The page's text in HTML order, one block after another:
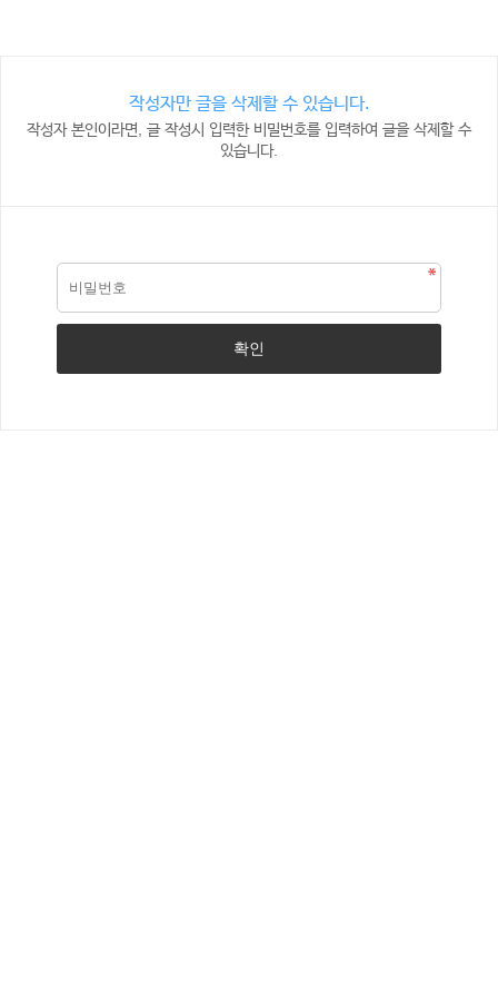
작성자만 글을 삭제할 수 있습니다.
작성자 본인이라면, 글 작성시 입력한 비밀번호를 입력하여 글을 삭제할 수
있습니다.